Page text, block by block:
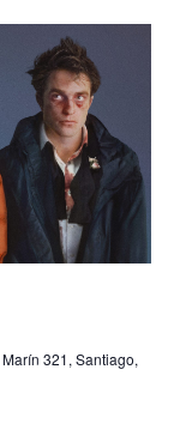
Marín 321, Santiago,